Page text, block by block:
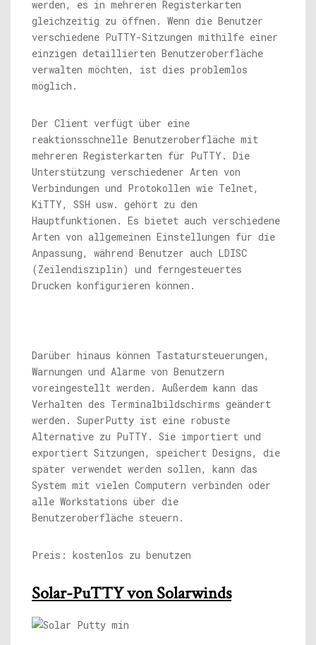
werden, es in mehreren Registerkarten
gleichzeitig zu öffnen. Wenn die Benutzer
verschiedene PuTTY-Sitzungen mithilfe einer
einzigen detaillierten Benutzeroberfläche
verwalten möchten, ist dies problemlos
möglich.
Der Client verfügt über eine
reaktionsschnelle Benutzeroberfläche mit
mehreren Registerkarten für PuTTY. Die
Unterstützung verschiedener Arten von
Verbindungen und Protokollen wie Telnet,
KiTTY, SSH usw. gehört zu den
Hauptfunktionen. Es bietet auch verschiedene
Arten von allgemeinen Einstellungen für die
Anpassung, während Benutzer auch LDISC
(Zeilendisziplin) und ferngesteuertes
Drucken konfigurieren können.
Darüber hinaus können Tastatursteuerungen,
Warnungen und Alarme von Benutzern
voreingestellt werden. Außerdem kann das
Verhalten des Terminalbildschirms geändert
werden. SuperPutty ist eine robuste
Alternative zu PuTTY. Sie importiert und
exportiert Sitzungen, speichert Designs, die
später verwendet werden sollen, kann das
System mit vielen Computern verbinden oder
alle Workstations über die
Benutzeroberfläche steuern.
Preis: kostenlos zu benutzen
Solar-PuTTY von Solarwinds